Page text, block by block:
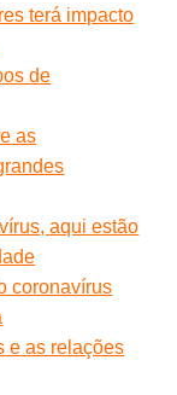
terá impacto
de
as
aqui estão
coronavírus
e as relações